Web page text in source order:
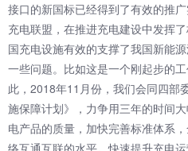
接口的新国标已经得到了有效的推
充电联盟，在推进充电建设中发挥
国充电设施有效的支撑了我国新能
一些问题。比如这是一个刚起步的
此，2018年11月份，我们会同四部
施保障计划》，力争用三年的时间
电产品的质量，加快完善标准体系
络互通互联的水平。快速提升充电